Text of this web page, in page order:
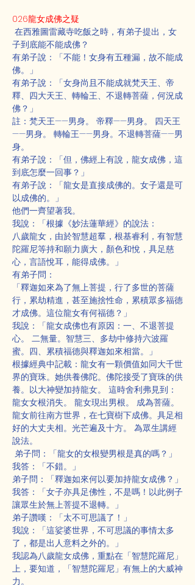
026龍女成佛之疑
在西雅圖雷藏寺吃飯之時，有弟子提出，女
子到底能不能成佛？
有弟子說：「不能！女身有五種漏，故不能成
佛。」
有弟子說：「女身尚且不能成就梵天王、帝
釋、四大天王、轉輪王、不退轉菩薩，何況成
佛？」
註：梵天王——男身。 帝釋——男身。 四天王
——男身。 轉輪王——男身。不退轉菩薩——男
身。
有弟子說：「但，佛經上有說，龍女成佛，這
到底怎麼一回事？」
有弟子說：「龍女是直接成佛的。女子還是可
以成佛的。」
他們一齊望著我。
我說：「根據《妙法蓮華經》的說法：
八歲龍女，由於智慧超羣，根基睿利，有智慧
陀羅尼等持和願力廣大，顏色和悅，具足慈
心，言語悅耳，能得成佛。」
有弟子問：
「釋迦如來為了無上菩提，行了多世的菩薩
行，累劫精進，甚至施捨性命，累積眾多福德
才成佛。這位龍女有何福德？」
我說：「龍女成佛也有原因：一、不退菩提
心。 二無量。智慧三、多劫中修持六波羅
蜜。四、累積福德與釋迦如來相當。」
根據經典中記載：龍女有一顆價值如同大千世
界的寶珠。她供養佛陀。佛陀接受了寶珠的供
養。以大神變加持龍女。 這時舍利弗見到：
龍女女根消失。 龍女現出男根。 成為菩薩。
龍女前往南方世界，在七寶樹下成佛。具足相
好的大丈夫相。光芒遍及十方。 為眾生講經
說法。
弟子問：「龍女的女根變男根是真的嗎？」
我答：「不錯。」
弟子問：「釋迦如來何以要加持龍女成佛？」
我答：「女子亦具足佛性，不是嗎！以此例子
讓眾生於無上菩提不退轉。」
弟子讚嘆：「太不可思議了！」
我說：「這娑婆世界，不可思議的事情太多
了，都是出人意料之外的。」
我認為八歲龍女成佛，重點在「智慧陀羅尼」
上，要知道，「智慧陀羅尼」有無上的大威神
力。